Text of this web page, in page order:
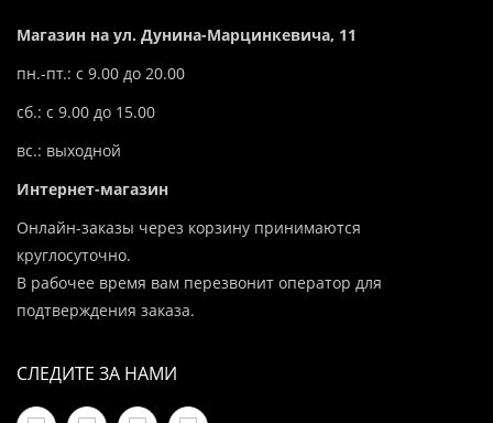
Магазин на ул. Дунина-Марцинкевича, 11
пн.-пт.: с 9.00 до 20.00
сб.: с 9.00 до 15.00
вс.: выходной
Интернет-магазин
Онлайн-заказы через корзину принимаются
круглосуточно.
В рабочее время вам перезвонит оператор для
подтверждения заказа.
СЛЕДИТЕ ЗА НАМИ